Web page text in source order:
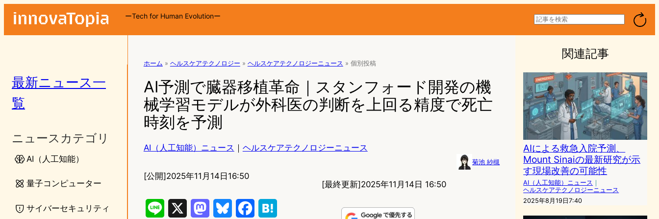
ーTech for Human Evolutionー
検
索
最新ニュース一
覧
ニュースカテゴリ
AI（人工知能）
量子コンピューター
サイバーセキュリティ
ホーム » ヘルスケアテクノロジー » ヘルスケアテクノロジーニュース » 個別投稿
AI予測で臓器移植革命｜スタンフォード開発の機
械学習モデルが外科医の判断を上回る精度で死亡
時刻を予測
AI（人工知能）ニュース ｜ ヘルスケアテクノロジーニュース
菊池 紗槻
[公開]2025年11月14日16:50
[最終更新]2025年11月14日 16:50
関連記事
AIによる救急入院予測、
Mount Sinaiの最新研究が示
す現場改善の可能性
AI（人工知能）ニュース ｜
ヘルスケアテクノロジーニュース
2025年8月19日7:40